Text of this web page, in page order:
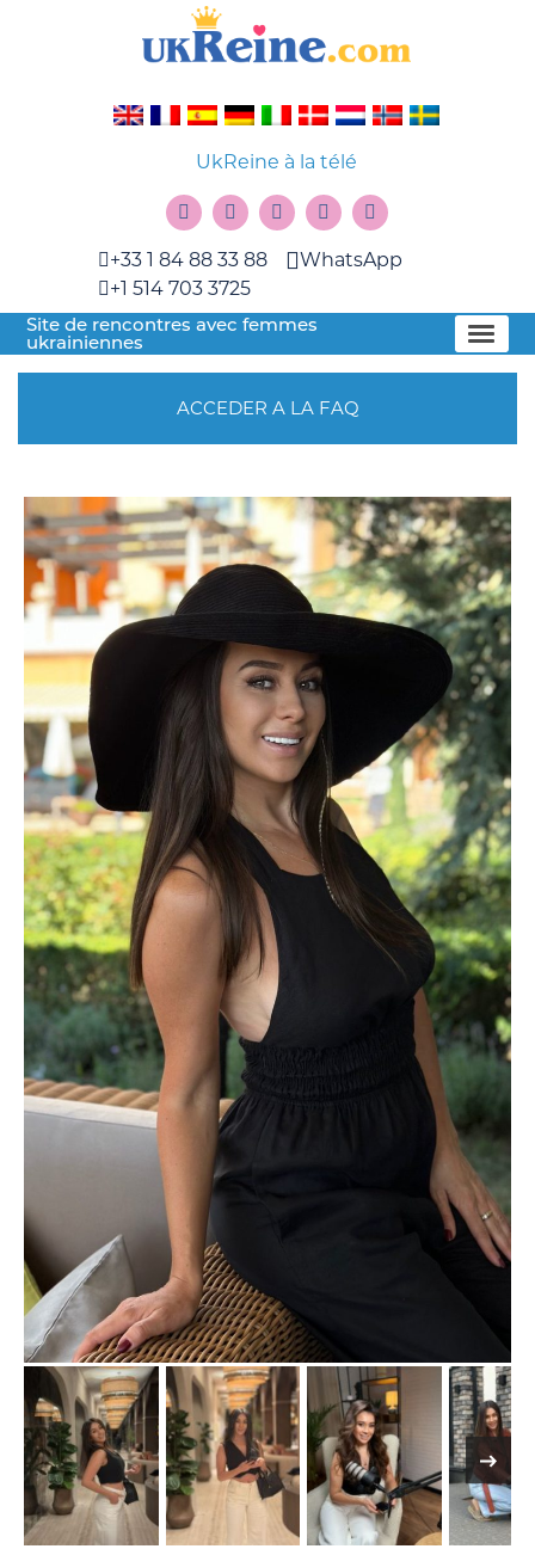
UkReine à la télé
+33 1 84 88 33 88
+1 514 703 3725
WhatsApp
Site de rencontres avec femmes
ukrainiennes
ACCEDER A LA FAQ